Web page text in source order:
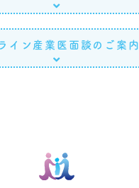
イン産業医面談のご案内